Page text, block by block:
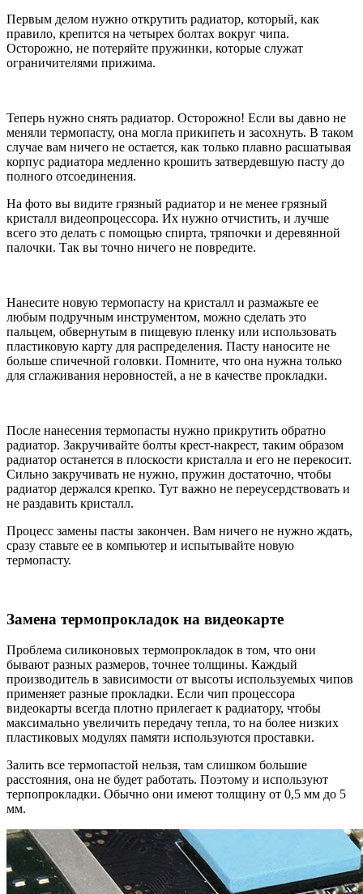
Первым делом нужно открутить радиатор, который, как
правило, крепится на четырех болтах вокруг чипа.
Осторожно, не потеряйте пружинки, которые служат
ограничителями прижима.
Теперь нужно снять радиатор. Осторожно! Если вы давно не
меняли термопасту, она могла прикипеть и засохнуть. В таком
случае вам ничего не остается, как только плавно расшатывая
корпус радиатора медленно крошить затвердевшую пасту до
полного отсоединения.
На фото вы видите грязный радиатор и не менее грязный
кристалл видеопроцессора. Их нужно отчистить, и лучше
всего это делать с помощью спирта, тряпочки и деревянной
палочки. Так вы точно ничего не повредите.
Нанесите новую термопасту на кристалл и размажьте ее
любым подручным инструментом, можно сделать это
пальцем, обвернутым в пищевую пленку или использовать
пластиковую карту для распределения. Пасту наносите не
больше спичечной головки. Помните, что она нужна только
для сглаживания неровностей, а не в качестве прокладки.
После нанесения термопасты нужно прикрутить обратно
радиатор. Закручивайте болты крест-накрест, таким образом
радиатор останется в плоскости кристалла и его не перекосит.
Сильно закручивать не нужно, пружин достаточно, чтобы
радиатор держался крепко. Тут важно не переусердствовать и
не раздавить кристалл.
Процесс замены пасты закончен. Вам ничего не нужно ждать,
сразу ставьте ее в компьютер и испытывайте новую
термопасту.
Замена термопрокладок на видеокарте
Проблема силиконовых термопрокладок в том, что они
бывают разных размеров, точнее толщины. Каждый
производитель в зависимости от высоты используемых чипов
применяет разные прокладки. Если чип процессора
видеокарты всегда плотно прилегает к радиатору, чтобы
максимально увеличить передачу тепла, то на более низких
пластиковых модулях памяти используются проставки.
Залить все термопастой нельзя, там слишком большие
расстояния, она не будет работать. Поэтому и используют
терпопрокладки. Обычно они имеют толщину от 0,5 мм до 5
мм.